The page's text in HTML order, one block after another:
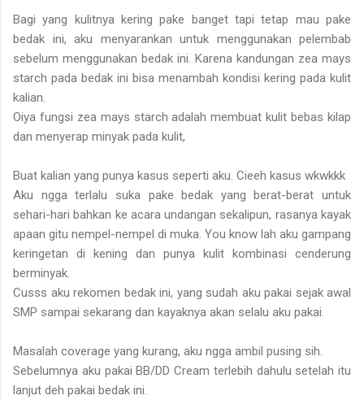
Bagi yang kulitnya kering pake banget tapi tetap mau pake
bedak ini, aku menyarankan untuk menggunakan pelembab
sebelum menggunakan bedak ini. Karena kandungan zea mays
starch pada bedak ini bisa menambah kondisi kering pada kulit
kalian.
Oiya fungsi zea mays starch adalah membuat kulit bebas kilap
dan menyerap minyak pada kulit,
Buat kalian yang punya kasus seperti aku. Cieeh kasus wkwkkk
Aku ngga terlalu suka pake bedak yang berat-berat untuk
sehari-hari bahkan ke acara undangan sekalipun, rasanya kayak
apaan gitu nempel-nempel di muka. You know lah aku gampang
keringetan di kening dan punya kulit kombinasi cenderung
berminyak.
Cusss aku rekomen bedak ini, yang sudah aku pakai sejak awal
SMP sampai sekarang dan kayaknya akan selalu aku pakai.
Masalah coverage yang kurang, aku ngga ambil pusing sih.
Sebelumnya aku pakai BB/DD Cream terlebih dahulu setelah itu
lanjut deh pakai bedak ini.